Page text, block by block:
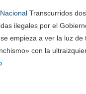
Transcurridos
ilegales por el
empieza a ver la luz
con la